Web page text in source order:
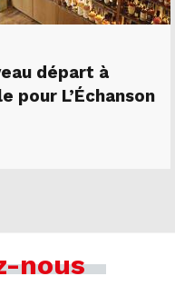
départ à
pour L’Échanson
nous